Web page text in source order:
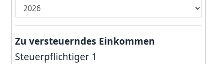
Zu versteuerndes Einkommen
Steuerpflichtiger 1